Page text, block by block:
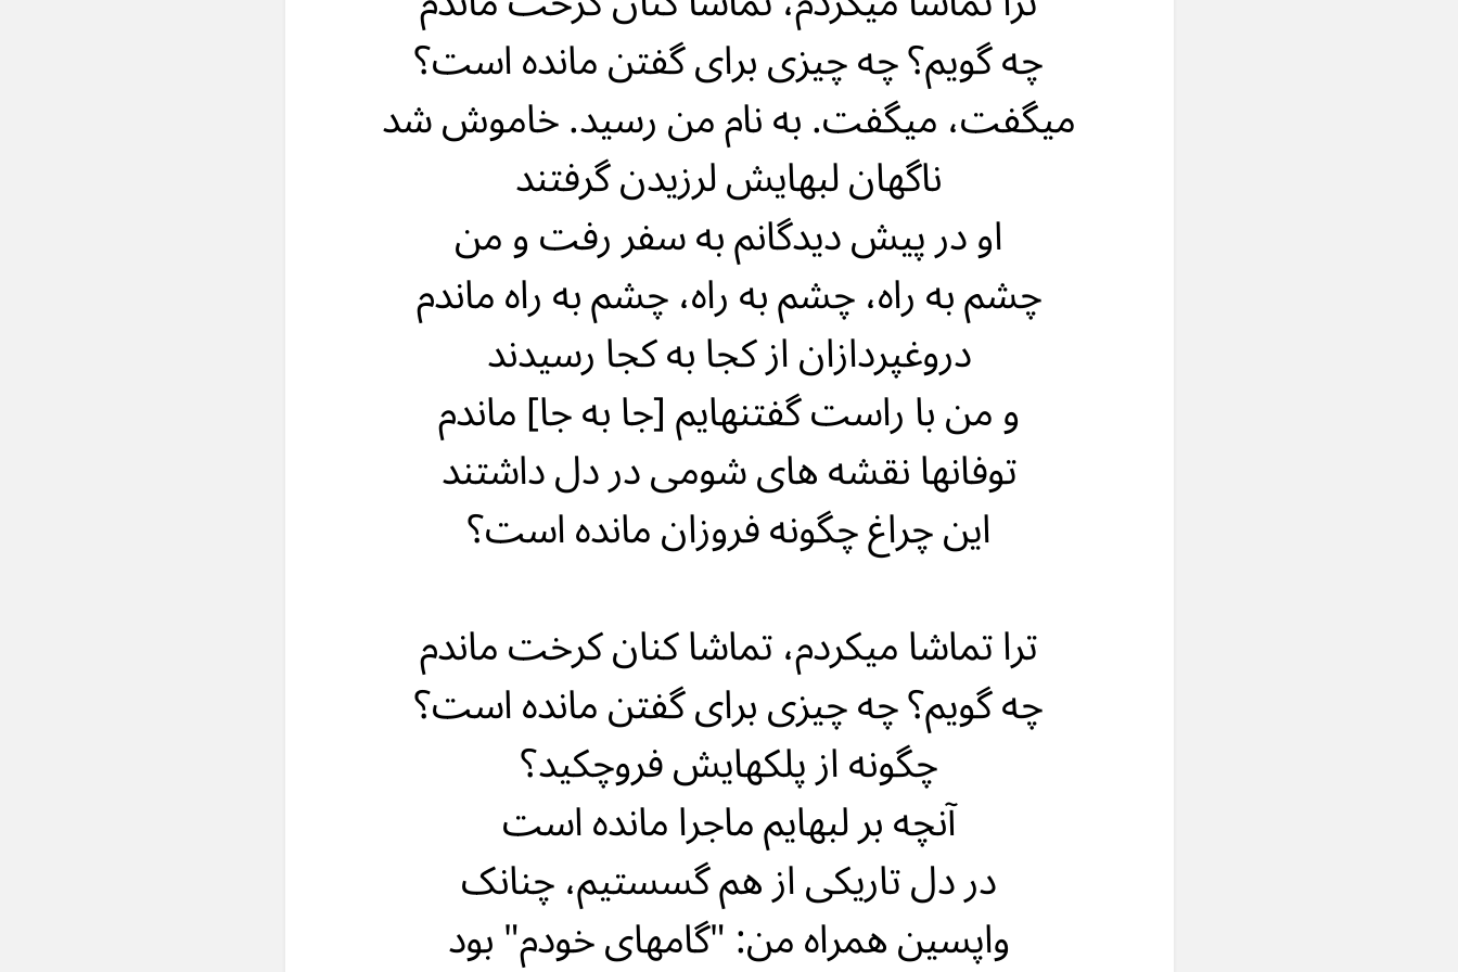
چه گویم؟ چه چیزی برای گفتن مانده است؟
میگفت، میگفت. به نام من رسید. خاموش شد
ناگهان لبهایش لرزیدن گرفتند
او در پیش دیدگانم به سفر رفت و من
چشم به راه، چشم به راه، چشم به راه ماندم
دروغپردازان از کجا به کجا رسیدند
و من با راست گفتنهایم [جا به جا] ماندم
توفانها نقشه های شومی در دل داشتند
این چراغ چگونه فروزان مانده است؟
ترا تماشا میکردم، تماشا کنان کرخت ماندم
چه گویم؟ چه چیزی برای گفتن مانده است؟
چگونه از پلکهایش فروچکید؟
آنچه بر لبهایم ماجرا مانده است
در دل تاریکی از هم گسستیم، چنانک
واپسین همراه من: "گامهای خودم" بود